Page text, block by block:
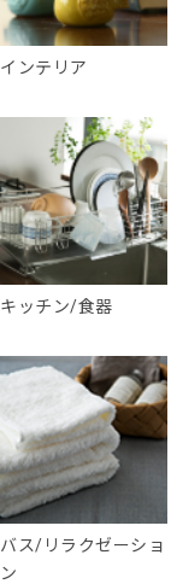
インテリア
キッチン/食器
バス/リラクゼーショ
ン